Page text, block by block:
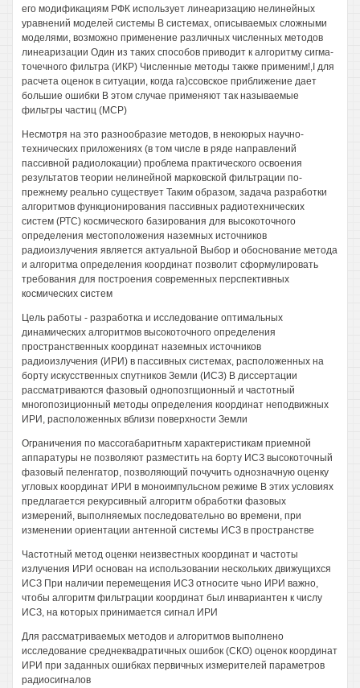
его модификациям РФК использует линеаризацию нелинейных
уравнений моделей системы В системах, описываемых сложными
моделями, возможно применение различных численных методов
линеаризации Один из таких способов приводит к алгоритму сигма-
точечного фильтра (ИКР) Численные методы также применим!,I для
расчета оценок в ситуации, когда га)ссовское приближение дает
большие ошибки В этом случае применяют так называемые
фильтры частиц (МСР)
Несмотря на это разнообразие методов, в некоюрых научно-
технических приложениях (в том числе в ряде направлений
пассивной радиолокации) проблема практического освоения
результатов теории нелинейной марковской фильтрации по-
прежнему реально существует Таким образом, задача разработки
алгоритмов функционирования пассивных радиотехнических
систем (РТС) космического базирования для высокоточного
определения местоположения наземных источников
радиоизлучения является актуальной Выбор и обоснование метода
и алгоритма определения координат позволит сформулировать
требования для построения современных перспективных
космических систем
Цель работы - разработка и исследование оптимальных
динамических алгоритмов высокоточного определения
пространственных координат наземных источников
радиоизлучения (ИРИ) в пассивных системах, расположенных на
борту искусственных спутников Земли (ИСЗ) В диссертации
рассматриваются фазовый однопозгщионный и частотный
многопозиционный методы определения координат неподвижных
ИРИ, расположенных вблизи поверхности Земли
Ограничения по массогабаритньгм характеристикам приемной
аппаратуры не позволяют разместить на борту ИСЗ высокоточный
фазовый пеленгатор, позволяющий почучить однозначную оценку
угловых координат ИРИ в моноимпульсном режиме В этих условиях
предлагается рекурсивный алгоритм обработки фазовых
измерений, выполняемых последовательно во времени, при
изменении ориентации антенной системы ИСЗ в пространстве
Частотный метод оценки неизвестных координат и частоты
излучения ИРИ основан на использовании нескольких движущихся
ИСЗ При наличии перемещения ИСЗ относите чьно ИРИ важно,
чтобы алгоритм фильтрации координат был инвариантен к числу
ИСЗ, на которых принимается сигнал ИРИ
Для рассматриваемых методов и алгоритмов выполнено
исследование среднеквадратичных ошибок (СКО) оценок координат
ИРИ при заданных ошибках первичных измерителей параметров
радиосигналов